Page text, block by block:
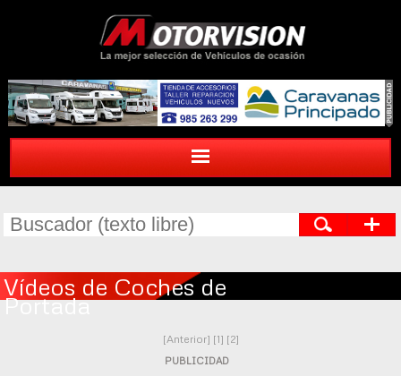
Vídeos de Coches de
Portada
[Anterior] [1] [2]
PUBLICIDAD